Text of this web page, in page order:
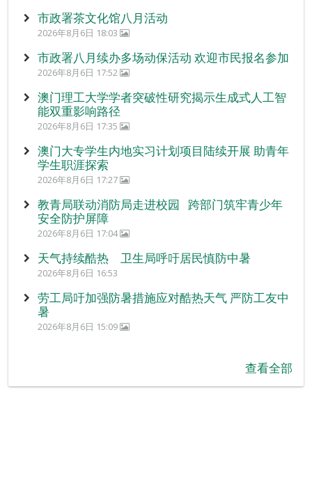
市政署茶文化馆八月活动
2026年8月6日 18:03
市政署八月续办多场动保活动 欢迎市民报名参加
2026年8月6日 17:52
澳门理工大学学者突破性研究揭示生成式人工智
能双重影响路径
2026年8月6日 17:35
澳门大专学生内地实习计划项目陆续开展 助青年
学生职涯探索
2026年8月6日 17:27
教青局联动消防局走进校园 跨部门筑牢青少年
安全防护屏障
2026年8月6日 17:04
天气持续酷热 卫生局呼吁居民慎防中暑
2026年8月6日 16:53
劳工局吁加强防暑措施应对酷热天气 严防工友中
暑
2026年8月6日 15:09
查看全部